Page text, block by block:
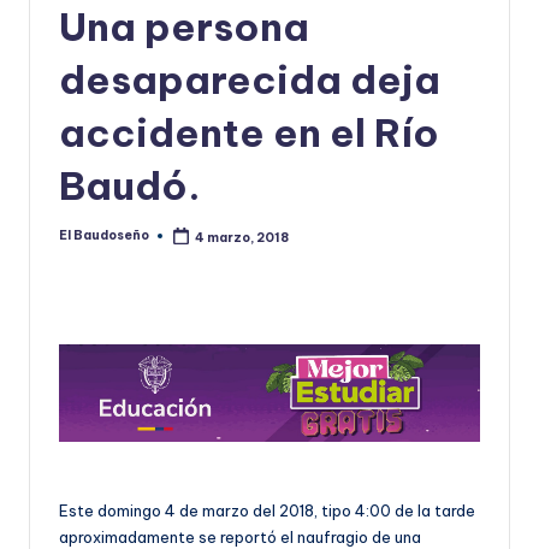
Una persona
desaparecida deja
accidente en el Río
Baudó.
Publicado
El Baudoseño 4 marzo, 2018
Este domingo 4 de marzo del 2018, tipo 4:00 de la tarde
aproximadamente se reportó el naufragio de una